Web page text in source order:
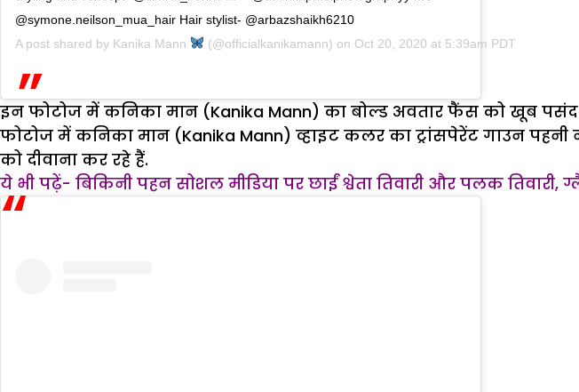
@symone.neilson_mua_hair Hair stylist- @arbazshaikh6210
A post shared by Kanika Mann (@officialkanikamann) on Oct 20, 2020 at 5:39am PDT
इन फोटोज में कनिका मान (Kanika Mann) का बोल्ड अवतार फैंस को खूब
फोटोज में कनिका मान (Kanika Mann) व्हाइट कलर का ट्रांसपेरेंट गाउन
को दीवाना कर रहे हैं.
ये भी पढ़ें- बिकिनी पहन सोशल मीडिया पर छाईं श्वेता तिवारी और पलक